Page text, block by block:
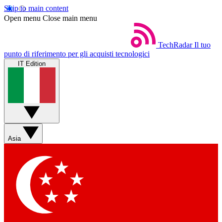
Skip to main content
Open menu Close main menu
TechRadar Il tuo
punto di riferimento per gli acquisti tecnologici
IT Edition
Asia